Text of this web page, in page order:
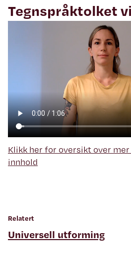
Tegnspråktolket
Klikk her for oversikt over
innhold
Relatert
Universell utforming